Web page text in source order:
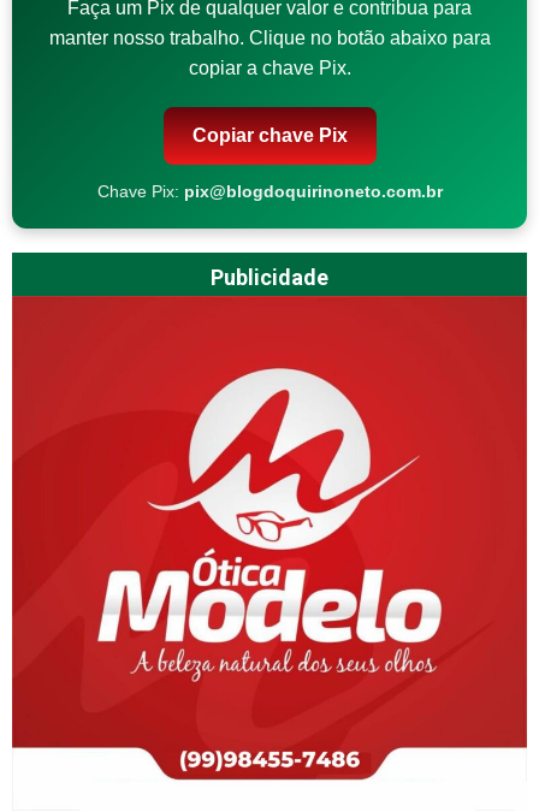
Faça um Pix de qualquer valor e contribua para
manter nosso trabalho. Clique no botão abaixo para
copiar a chave Pix.
Copiar chave Pix
Chave Pix: pix@blogdoquirinoneto.com.br
Publicidade